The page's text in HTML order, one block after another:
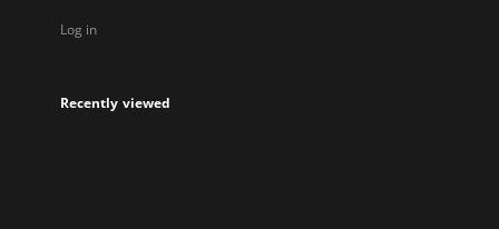
Log in
Recently viewed